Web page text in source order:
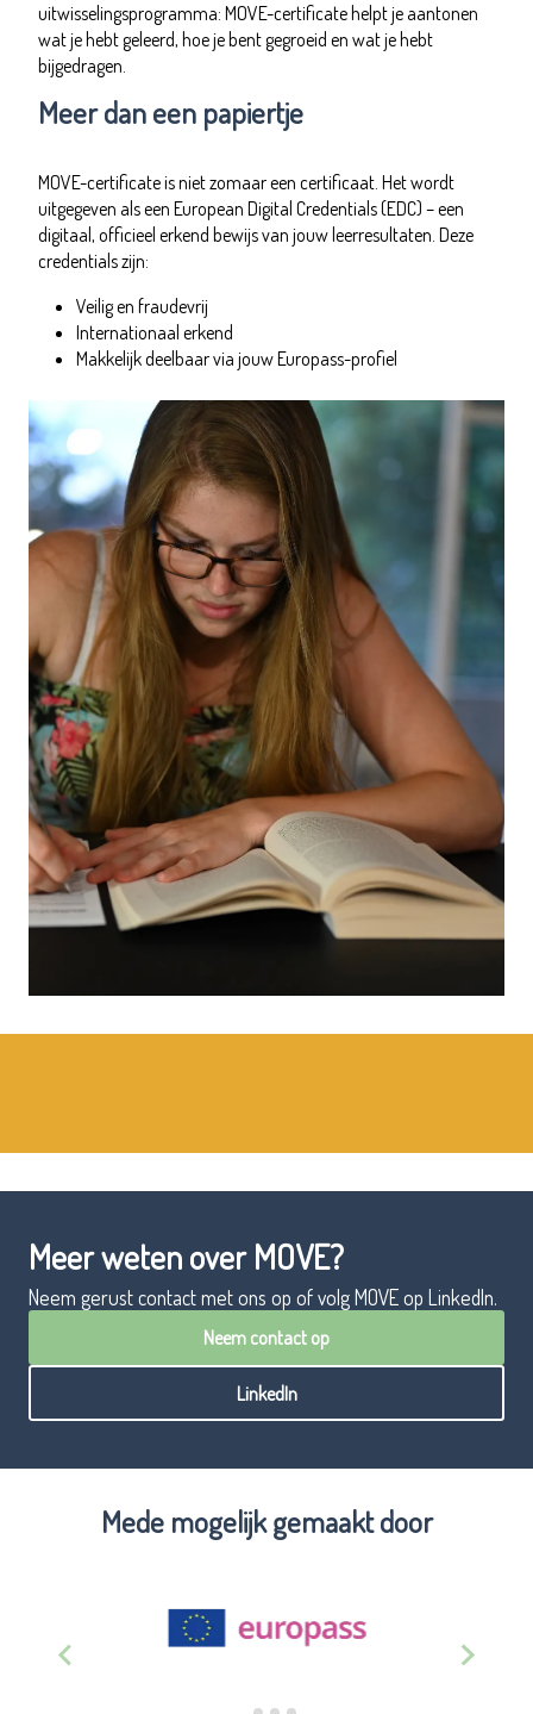
uitwisselingsprogramma: MOVE-certificate helpt je aantonen
wat je hebt geleerd, hoe je bent gegroeid en wat je hebt
bijgedragen.
Meer dan een papiertje
MOVE-certificate is niet zomaar een certificaat. Het wordt
uitgegeven als een European Digital Credentials (EDC) – een
digitaal, officieel erkend bewijs van jouw leerresultaten. Deze
credentials zijn:
Veilig en fraudevrij
Internationaal erkend
Makkelijk deelbaar via jouw Europass-profiel
Meer weten over MOVE?
Neem gerust contact met ons op of volg MOVE op LinkedIn.
Neem contact op
LinkedIn
Mede mogelijk gemaakt door